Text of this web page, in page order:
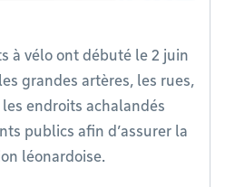
à vélo ont débuté le 2 juin
grandes artères, les rues,
endroits achalandés
publics afin d’assurer la
léonardoise.